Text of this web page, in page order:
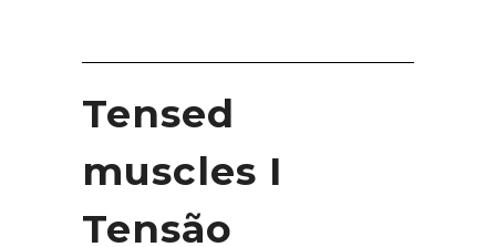
Tensed
muscles I
Tensão